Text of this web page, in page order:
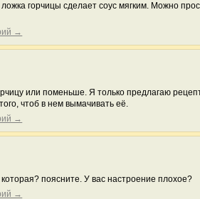
горчицы сделает соус мягким. Можно
→
или поменьше. Я только предлагаю
чтоб в нем вымачивать её.
→
поясните. У вас настроение плохое?
→